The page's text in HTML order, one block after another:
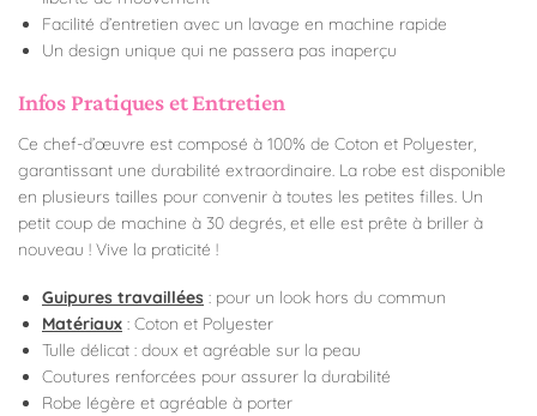
Facilité d’entretien avec un lavage en machine rapide
Un design unique qui ne passera pas inaperçu
Infos Pratiques et Entretien
Ce chef-d’œuvre est composé à 100% de Coton et Polyester,
garantissant une durabilité extraordinaire. La robe est disponible
en plusieurs tailles pour convenir à toutes les petites filles. Un
petit coup de machine à 30 degrés, et elle est prête à briller à
nouveau ! Vive la praticité !
Guipures travaillées : pour un look hors du commun
Matériaux : Coton et Polyester
Tulle délicat : doux et agréable sur la peau
Coutures renforcées pour assurer la durabilité
Robe légère et agréable à porter